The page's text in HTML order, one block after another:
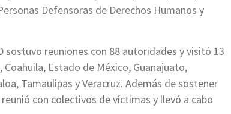
Defensoras de Derechos Humanos y
sostuvo reuniones con 88 autoridades y visitó 13
Estado de México, Guanajuato,
Tamaulipas y Veracruz. Además de sostener
con colectivos de víctimas y llevó a cabo